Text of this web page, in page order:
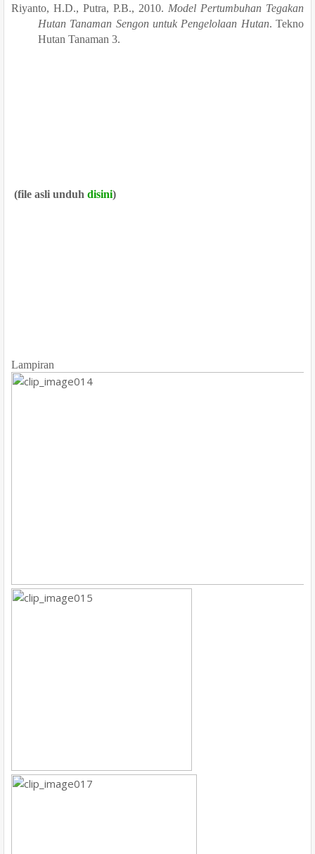
Riyanto, H.D., Putra, P.B., 2010. Model Pertumbuhan Tegakan
Hutan Tanaman Sengon untuk Pengelolaan Hutan. Tekno
Hutan Tanaman 3.
(file asli unduh disini)
Lampiran